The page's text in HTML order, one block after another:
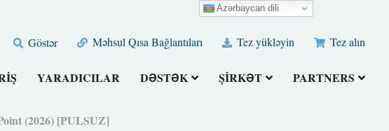
Göstər Məhsul Qısa Bağlantıları Tez yükləyin Tez alın
YARADICILAR DƏSTƏK ŞIRKƏT PARTNERS
(2026) [PULSUZ]
Azərbaycan dili